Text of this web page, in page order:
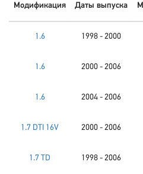
Модификация Даты выпуска
1.6 1998 - 2000
1.6 2000 - 2006
1.6 2004 - 2006
1.7 DTI 16V 2000 - 2006
1.7 TD 1998 - 2006